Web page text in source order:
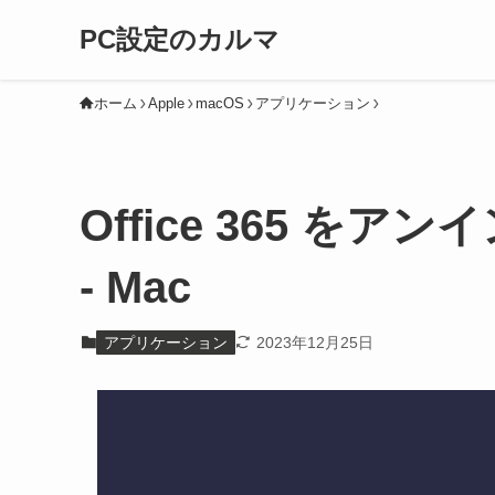
PC設定のカルマ
ホーム Apple macOS アプリケーション
Office 365 をアン
- Mac
アプリケーション 2023年12月25日